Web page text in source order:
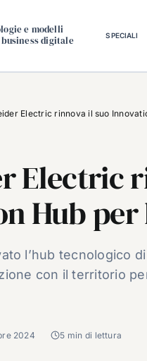
e modelli
digitale
SPECIALI
Electric rinnova il suo
Electric
Hub
l’hub tecnologico
con il territorio
2024 5 min di lettura